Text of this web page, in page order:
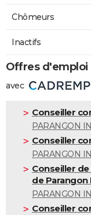
Chômeurs
Inactifs
Offres d'emploi
avec
Conseiller
PARANGON
Conseiller
PARANGON
Conseiller
de
PARANGON
Conseiller